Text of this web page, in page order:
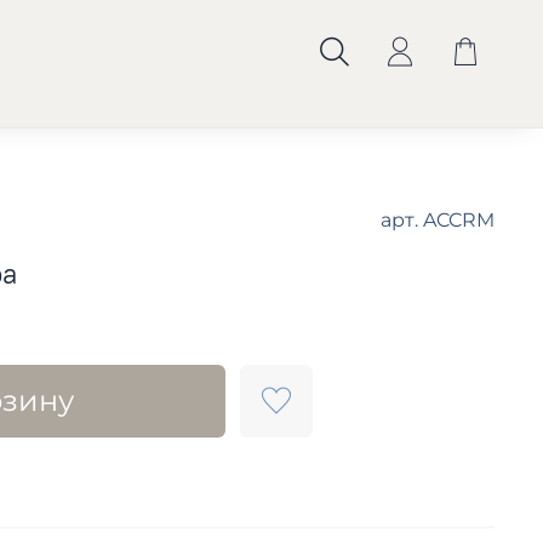
арт. ACCRM